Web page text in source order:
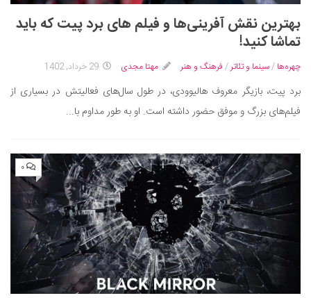
سفر و گردشگری
ایران گردی
موفقیت و مهارت‌های فردی
تغذیه سالم
بهداشت
بیماری و درمان
کودک و مادر
ورزش و تندرستی
روانشناسی
مراکز پزشکی و دارویی
بهترین نقش آفرینی‌ها و فیلم های برد پیت که باید
تماشا کنید!
چهره‌ها /سینما و تئاتر / فرهنگ و هنر مهتا مجدی 29 خرداد, 1402
برد پیت، بازیگر معروف هالیوودی، در طول سال‌های فعالیتش در بسیاری از
فیلم‌های بزرگ و موفق حضور داشته است. او به طور مداوم با...
۰